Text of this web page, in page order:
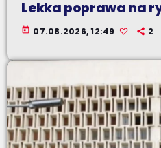
Lekka poprawa na
today 07.08.2026, 12:49 2